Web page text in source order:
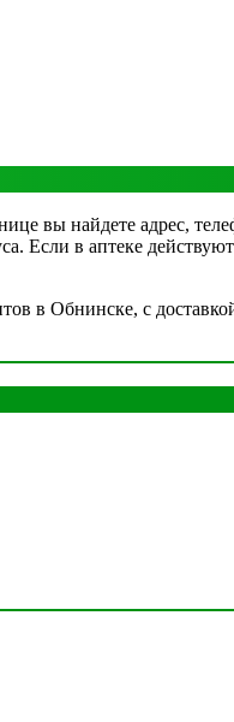
вы найдете адрес,
Если в аптеке
в Обнинске, с